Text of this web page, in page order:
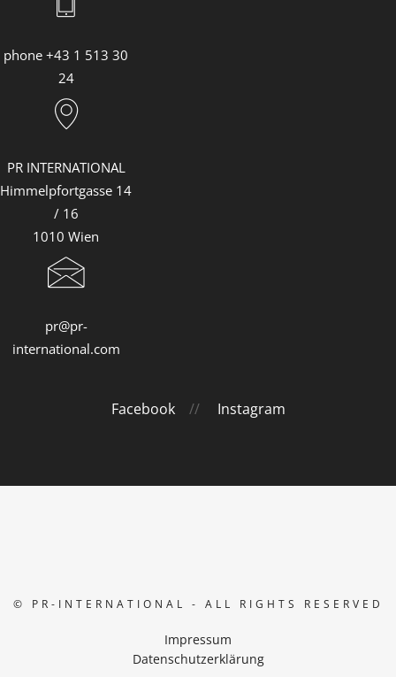
phone +43 1 513 30
24
PR INTERNATIONAL
Himmelpfortgasse 14
/ 16
1010 Wien
pr@pr-
international.com
Facebook// Instagram
© PR-INTERNATIONAL - ALL RIGHTS RESERVED
Impressum
Datenschutzerklärung